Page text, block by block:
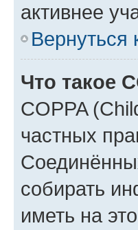
активнее
Вернуться
Что такое
COPPA
частных
собирать
иметь на